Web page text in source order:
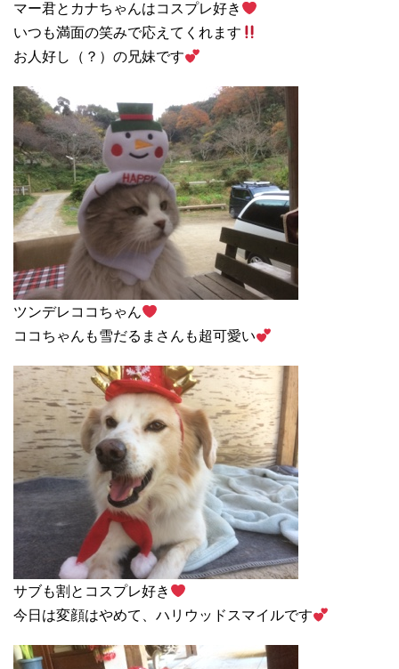
マー君とカナちゃんはコスプレ好き
いつも満面の笑みで応えてくれます
お人好し（？）の兄妹です
ツンデレココちゃん
ココちゃんも雪だるまさんも超可愛い
サブも割とコスプレ好き
今日は変顔はやめて、ハリウッドスマイルです